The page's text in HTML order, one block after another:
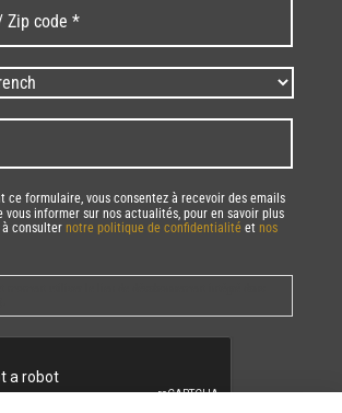
ce formulaire, vous consentez à recevoir des emails
vous informer sur nos actualités, pour en savoir plus
à consulter notre politique de confidentialité et nos